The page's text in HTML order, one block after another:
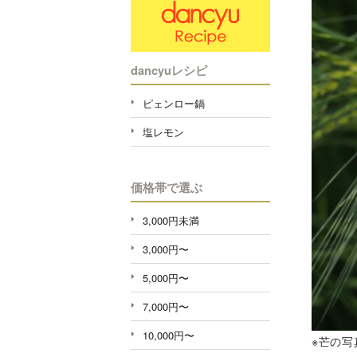
※芒の写
dancyuレシピ
ピェンロー鍋
塩レモン
価格帯で選ぶ
3,000円未満
3,000円〜
5,000円〜
7,000円〜
10,000円〜